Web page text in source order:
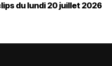
du lundi 20 juillet 2026